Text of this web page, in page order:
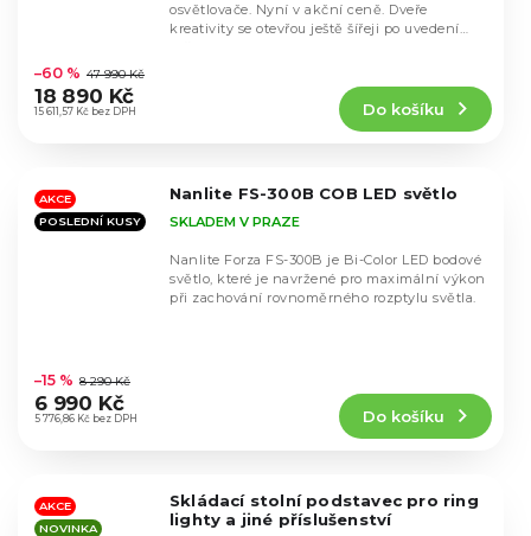
hodnocení
produktu
je
hvězdiček.
15 611,57 Kč bez DPH
–60 % 47 990 Kč
18 890 Kč
Do košíku
osvětlovače. Nyní v akční ceně. Dveře
kreativity se otevřou ještě šířeji po uvedení
AKCE
POSLEDNÍ KUSY
Nanlite FS-300B COB LED světlo
hodnocení
produktu
je
hvězdiček.
SKLADEM V PRAZE
5 776,86 Kč bez DPH
–15 % 8 290 Kč
6 990 Kč
Do košíku
Nanlite Forza FS-300B je Bi-Color LED bodové
světlo, které je navržené pro maximální výkon
při zachování rovnoměrného rozptylu světla.
AKCE
NOVINKA
Skládací stolní podstavec pro ring
lighty a jiné příslušenství